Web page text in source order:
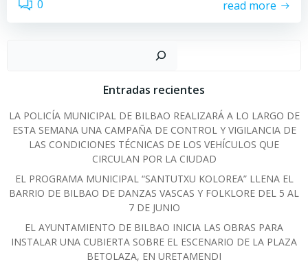
0 read more
Entradas recientes
LA POLICÍA MUNICIPAL DE BILBAO REALIZARÁ A LO LARGO DE
ESTA SEMANA UNA CAMPAÑA DE CONTROL Y VIGILANCIA DE
LAS CONDICIONES TÉCNICAS DE LOS VEHÍCULOS QUE
CIRCULAN POR LA CIUDAD
EL PROGRAMA MUNICIPAL “SANTUTXU KOLOREA” LLENA EL
BARRIO DE BILBAO DE DANZAS VASCAS Y FOLKLORE DEL 5 AL
7 DE JUNIO
EL AYUNTAMIENTO DE BILBAO INICIA LAS OBRAS PARA
INSTALAR UNA CUBIERTA SOBRE EL ESCENARIO DE LA PLAZA
BETOLAZA, EN URETAMENDI